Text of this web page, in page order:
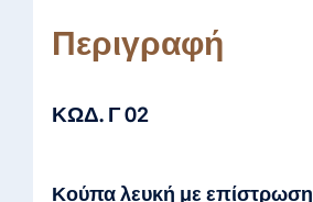
Περιγραφή
ΚΩΔ. Γ 02
Κούπα λευκή με